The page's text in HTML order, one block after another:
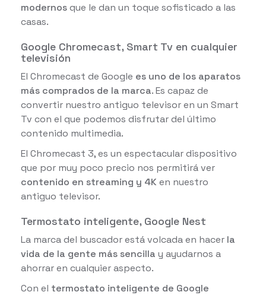
modernosque le dan un toque sofisticado a las
casas.
Google Chromecast, Smart Tv en cualquier
televisión
El Chromecast de Google es uno de los aparatos
más comprados de la marca. Es capaz de
convertir nuestro antiguo televisor en un Smart
Tv con el que podemos disfrutar del último
contenido multimedia.
El Chromecast 3, es un espectacular dispositivo
que por muy poco precio nos permitirá ver
contenido en streaming y 4K en nuestro
antiguo televisor.
Termostato inteligente, Google Nest
La marca del buscador está volcada en hacer la
vida de la gente más sencilla y ayudarnos a
ahorrar en cualquier aspecto.
Con el termostato inteligente de Google